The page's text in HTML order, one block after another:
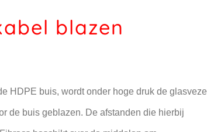
blazen
HDPE buis, wordt onder hoge druk de glasvezel
de buis geblazen. De afstanden die hierbij